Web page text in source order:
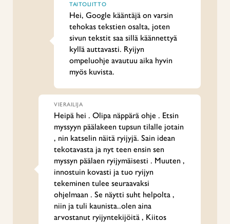
TAITOLIITTO
Hei, Google kääntäjä on varsin
tehokas tekstien osalta, joten
sivun tekstit saa sillä käännettyä
kyllä auttavasti. Ryijyn
ompeluohje avautuu aika hyvin
myös kuvista.
VIERAILIJA
Heipä hei . Olipa näppärä ohje . Etsin
myssyyn päälakeen tupsun tilalle jotain
, nin katselin näitä ryijyjä. Sain idean
tekotavasta ja nyt teen ensin sen
myssyn päälaen ryijymäisesti . Muuten ,
innostuin kovasti ja tuo ryijyn
tekeminen tulee seuraavaksi
ohjelmaan . Se näytti suht helpolta ,
niin ja tuli kaunista..olen aina
arvostanut ryijyntekijöitä , Kiitos